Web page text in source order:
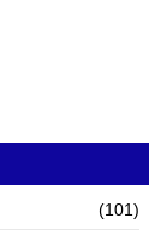
(101)